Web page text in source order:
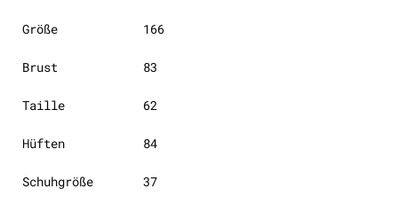
Größe 166
Brust 83
Taille 62
Hüften 84
Schuhgröße 37